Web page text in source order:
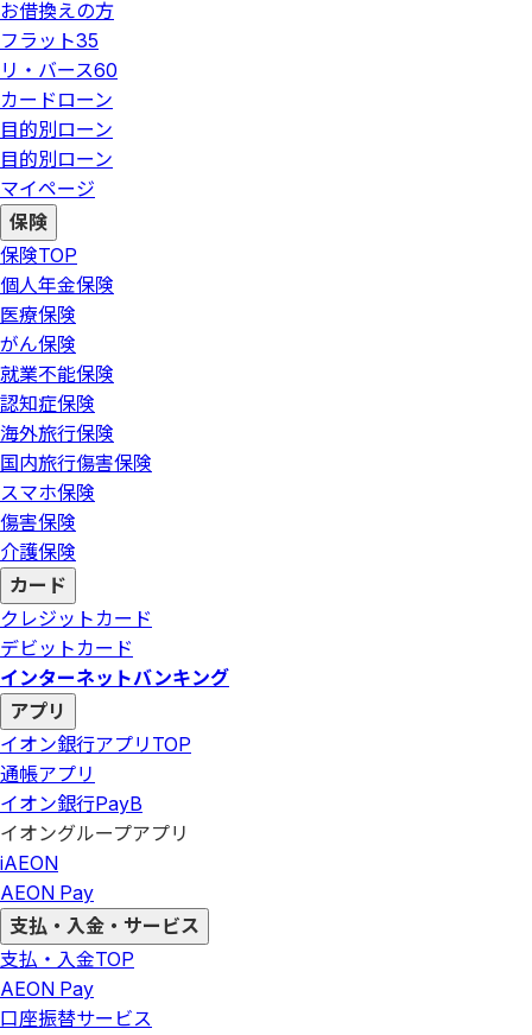
お借換えの方
フラット35
リ・バース60
カードローン
目的別ローン
目的別ローン
マイページ
保険
保険TOP
個人年金保険
医療保険
がん保険
就業不能保険
認知症保険
海外旅行保険
国内旅行傷害保険
スマホ保険
傷害保険
介護保険
カード
クレジットカード
デビットカード
インターネットバンキング
アプリ
イオン銀行アプリ TOP
通帳アプリ
イオン銀行PayB
イオングループアプリ
iAEON
AEON Pay
支払・入金・サービス
支払・入金TOP
AEON Pay
口座振替サービス